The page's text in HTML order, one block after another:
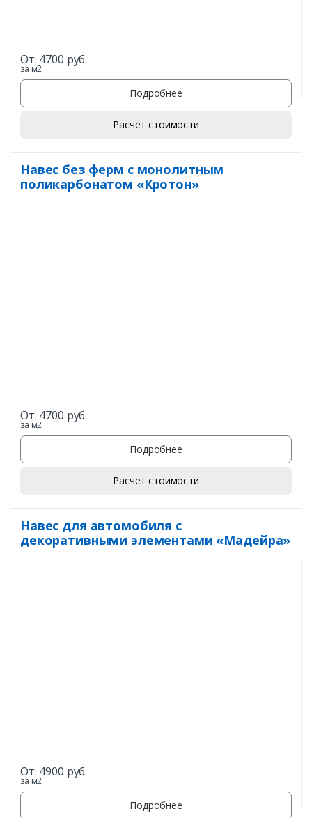
От: 4700 руб.
за м2
Подробнее
Расчет стоимости
Навес без ферм с монолитным
поликарбонатом «Кротон»
От: 4700 руб.
за м2
Подробнее
Расчет стоимости
Навес для автомобиля с
декоративными элементами «Мадейра»
От: 4900 руб.
за м2
Подробнее